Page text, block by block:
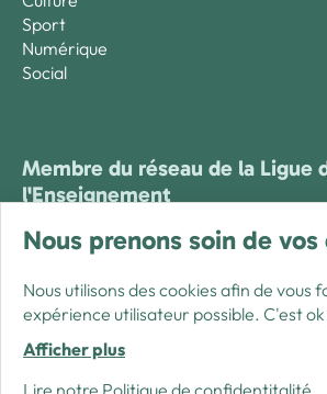
Sport
Numérique
Social
Membre du réseau de la Ligue
l'Enseignement
Nous prenons soin de vos
Nous utilisons des cookies afin de vous
expérience utilisateur possible. C'est ok
Afficher plus
Lire notre Politique de confidentitalité